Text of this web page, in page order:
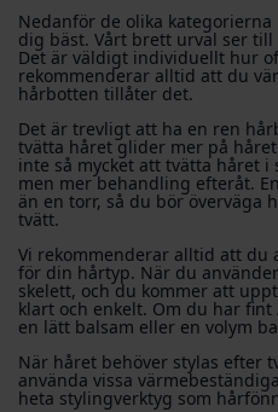
Nedanför de olika
dig bäst. Vårt brett urval ser
Det är väldigt individuellt hur
rekommenderar alltid att du
hårbotten tillåter det.
Det är trevligt att ha en ren
tvätta håret glider mer på
inte så mycket att tvätta håret
men mer behandling efteråt.
än en torr, så du bör överväga
tvätt.
Vi rekommenderar alltid att du
för din hårtyp. När du
skelett, och du kommer att
klart och enkelt. Om du har
en lätt balsam eller en volym
När håret behöver stylas efter
använda vissa
heta stylingverktyg som